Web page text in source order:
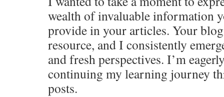
wealth of invaluable information
provide in your articles. Your
resource, and I consistently
and fresh perspectives. I’m
continuing my learning journey
posts.